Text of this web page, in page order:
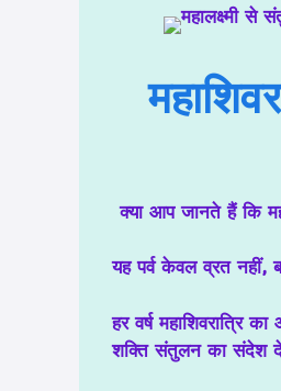
क्या आप जानते हैं कि
यह पर्व केवल व्रत
हर वर्ष महाशिवरात्रि
शक्ति संतुलन का संदेश